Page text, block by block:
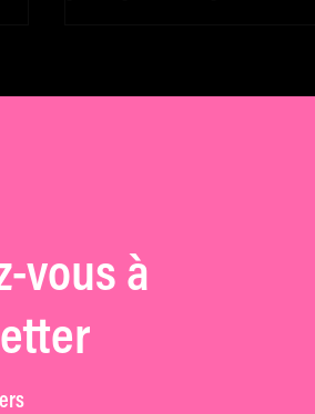
vous à